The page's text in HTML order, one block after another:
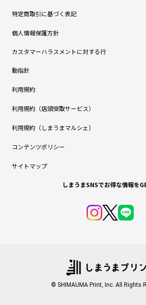
特定商取引に基づく表記
個人情報保護方針
カスタマーハラスメントに対する行
動指針
利用規約
利用規約（店頭受取サービス）
利用規約（しまうまマルシェ）
コンテンツポリシー
サイトマップ
しまうまSNSでお得な情報を
© SHIMAUMA Print, Inc. All Rights